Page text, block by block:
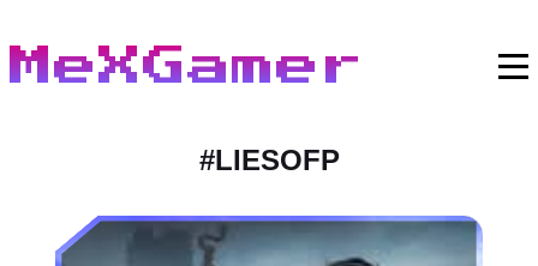
MeXGamer
#LIESOFP